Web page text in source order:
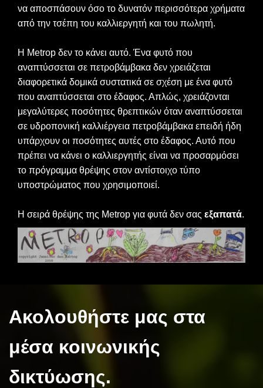
να αποσπάσουν όσο το δυνατόν περισσότερα χρήματα
από την τσέπη του καλλιεργητή και του πωλητή.
Η Metrop δεν το κάνει αυτό. Ένα φυτό που
αναπτύσσεται σε πετροβάμβακα δεν χρειάζεται
διαφορετικά δομικά συστατικά σε σχέση με ένα φυτό
που αναπτύσσεται στο έδαφος. Απλώς, χρειάζονται
μεγαλύτερες ποσότητες θρεπτικών όταν αναπτύσσεται
σε υδροπονική καλλιέργεια πετροβάμβακα επειδή ήδη
υπάρχουν οι ποσότητες αυτές στο έδαφος. Αυτό που
πρέπει να κάνει ο καλλιεργητής είναι να προσαρμόσει
το πρόγραμμα θρέψης στον αντίστοιχο τύπο
υποστρώματος που χρησιμοποιεί.
H σειρά θρέψης της Metrop για φυτά δεν σας εξαπατά.
Ακολουθήστε μας στα
μέσα κοινωνικής
δικτύωσης.